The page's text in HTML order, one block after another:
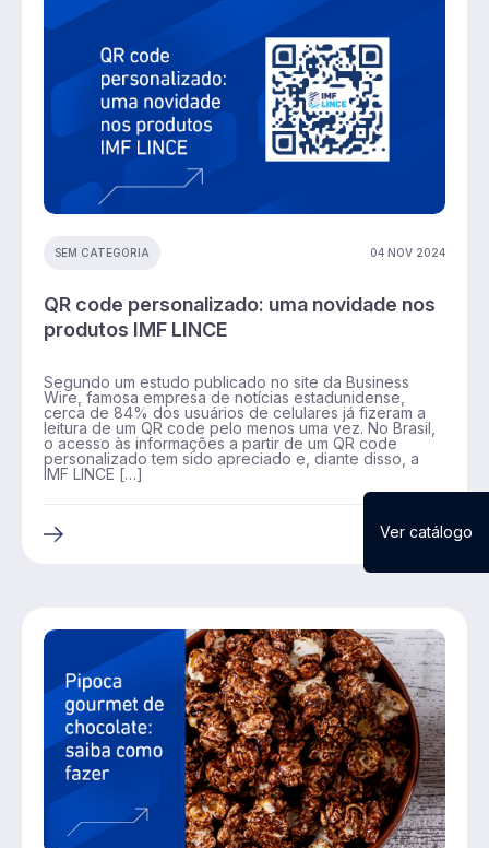
SEM CATEGORIA 04 NOV 2024
QR code personalizado: uma novidade nos
produtos IMF LINCE
Segundo um estudo publicado no site da Business
Wire, famosa empresa de notícias estadunidense,
cerca de 84% dos usuários de celulares já fizeram a
leitura de um QR code pelo menos uma vez. No Brasil,
o acesso às informações a partir de um QR code
personalizado tem sido apreciado e, diante disso, a
IMF LINCE […]
Ver catálogo